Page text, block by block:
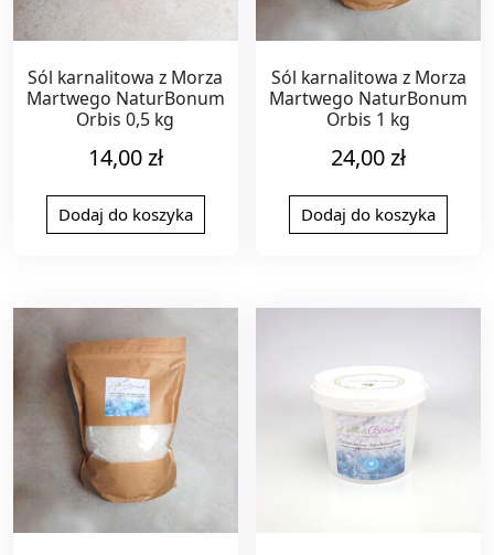
Sól karnalitowa z Morza
Martwego NaturBonum
Orbis 0,5 kg
14,00zł
Dodaj do koszyka
Sól karnalitowa z Morza
Martwego NaturBonum
Orbis 1 kg
24,00zł
Dodaj do koszyka